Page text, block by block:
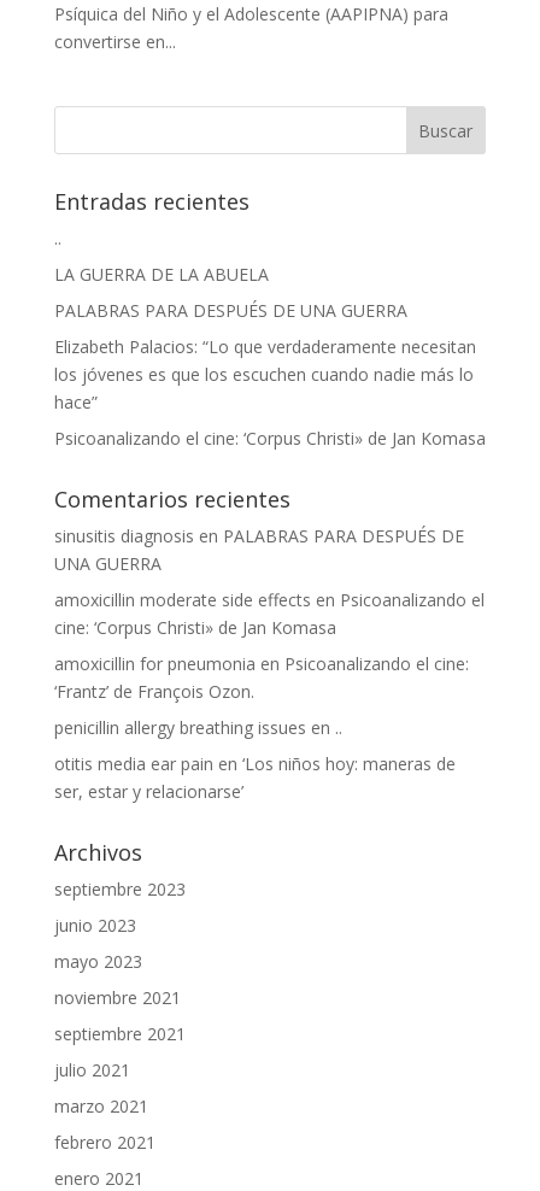
Psíquica del Niño y el Adolescente (AAPIPNA) para
convertirse en...
Entradas recientes
..
LA GUERRA DE LA ABUELA
PALABRAS PARA DESPUÉS DE UNA GUERRA
Elizabeth Palacios: “Lo que verdaderamente necesitan
los jóvenes es que los escuchen cuando nadie más lo
hace”
Psicoanalizando el cine: ‘Corpus Christi» de Jan Komasa
Comentarios recientes
sinusitis diagnosis en PALABRAS PARA DESPUÉS DE
UNA GUERRA
amoxicillin moderate side effects en Psicoanalizando el
cine: ‘Corpus Christi» de Jan Komasa
amoxicillin for pneumonia en Psicoanalizando el cine:
‘Frantz’ de François Ozon.
penicillin allergy breathing issues en ..
otitis media ear pain en ‘Los niños hoy: maneras de
ser, estar y relacionarse’
Archivos
septiembre 2023
junio 2023
mayo 2023
noviembre 2021
septiembre 2021
julio 2021
marzo 2021
febrero 2021
enero 2021